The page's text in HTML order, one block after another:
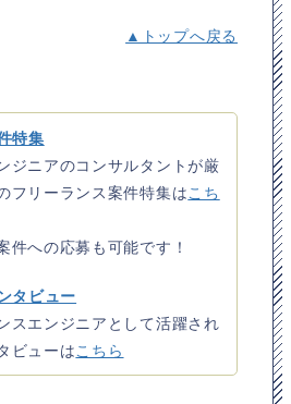
▲トップへ戻る
特集
ジニアのコンサルタントが厳
フリーランス案件特集はこち
件への応募も可能です！
タビュー
スエンジニアとして活躍され
ビューはこちら